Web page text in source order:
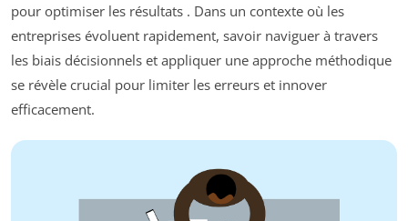
pour optimiser les résultats . Dans un contexte où les
entreprises évoluent rapidement, savoir naviguer à travers
les biais décisionnels et appliquer une approche méthodique
se révèle crucial pour limiter les erreurs et innover
efficacement.